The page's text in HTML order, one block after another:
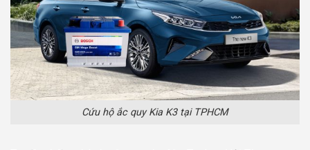
Cứu hộ ắc quy Kia K3 tại TPHCM